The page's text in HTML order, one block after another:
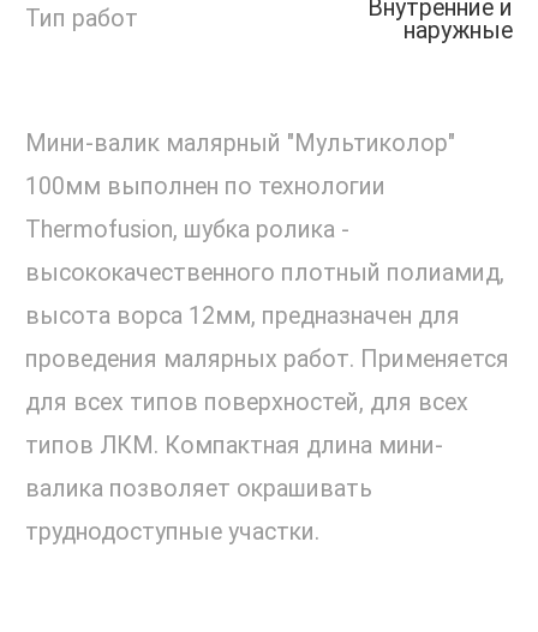
Тип работ
Внутренние и
наружные
Мини-валик малярный "Мультиколор"
100мм выполнен по технологии
Thermofusion, шубка ролика -
высококачественного плотный полиамид,
высота ворса 12мм, предназначен для
проведения малярных работ. Применяется
для всех типов поверхностей, для всех
типов ЛКМ. Компактная длина мини-
валика позволяет окрашивать
труднодоступные участки.